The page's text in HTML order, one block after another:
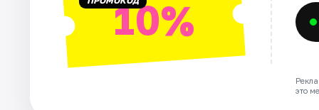
10%
это